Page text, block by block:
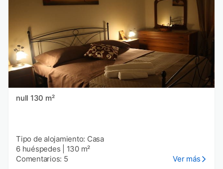
null 130 m²
Tipo de alojamiento: Casa
6 huéspedes
130 m²
Comentarios: 5
Ver más